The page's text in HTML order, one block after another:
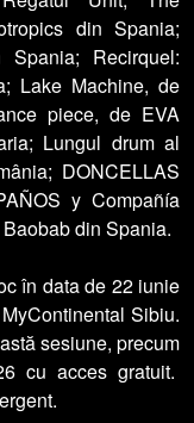
din Spania;
Recirquel:
Lake Machine, de
piece, de EVA
Lungul drum al
DONCELLAS
y Compañía
din Spania.
în data de 22 iunie
Sibiu.
sesiune, precum
cu acces gratuit.